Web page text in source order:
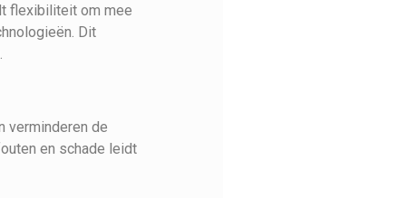
flexibiliteit om mee
Dit
verminderen de
en schade leidt